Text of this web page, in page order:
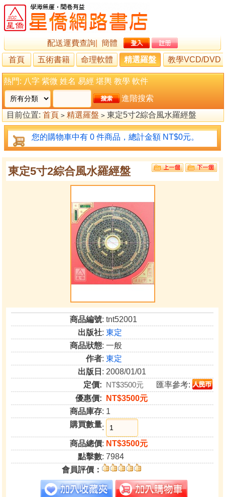
配送運費查詢
簡體
首頁
五術書籍 命理軟體 精選羅盤 教學VCD/DVD
熱門: 八字 紫微 姓名 易經 堪輿 教學 軟件
進階搜索
目前位置: 首頁 > 精選羅盤 > 東定5寸2綜合風水羅經盤
您的購物車中有 0 件商品，總計金額 NT$0元。
東定5寸2綜合風水羅經盤
商品編號: tnt52001
出版社:東定
商品狀態: 一般
作者:東定
出版日 : 2008/01/01
定價: NT$3500元
匯率參考:
優惠價:
NT$3500元
商品庫存: 1
購買數量:
商品總價: NT$3500元
點擊數: 7984
會員評價：